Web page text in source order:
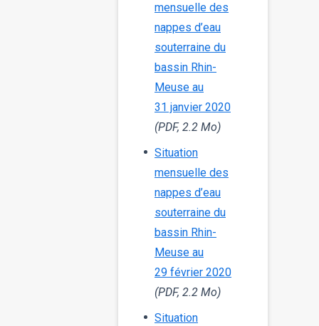
mensuelle des
nappes d’eau
souterraine du
bassin Rhin-
Meuse au
31 janvier 2020
(PDF, 2.2 Mo)
Situation
mensuelle des
nappes d’eau
souterraine du
bassin Rhin-
Meuse au
29 février 2020
(PDF, 2.2 Mo)
Situation